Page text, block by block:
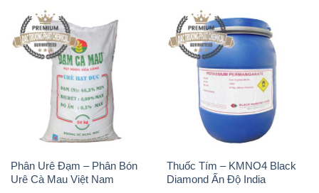
Phân Urê Đạm – Phân Bón
Urê Cà Mau Việt Nam
Thuốc Tím – KMNO4 Black
Diamond Ấn Độ India